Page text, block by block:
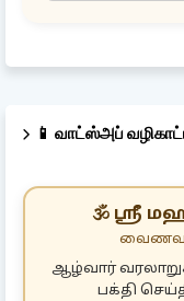
📱 வாட்ஸ்அப்
🕉️ ஸ்ரீ
வைணவ
ஆழ்வார்
பக்தி